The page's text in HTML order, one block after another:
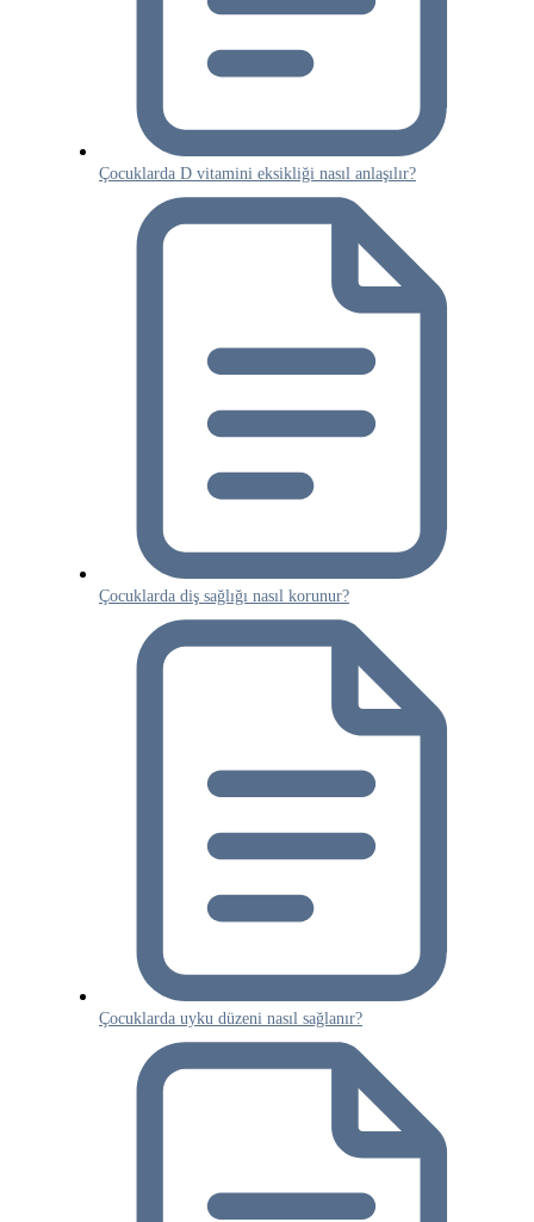
Çocuklarda D vitamini eksikliği nasıl anlaşılır?
Çocuklarda diş sağlığı nasıl korunur?
Çocuklarda uyku düzeni nasıl sağlanır?